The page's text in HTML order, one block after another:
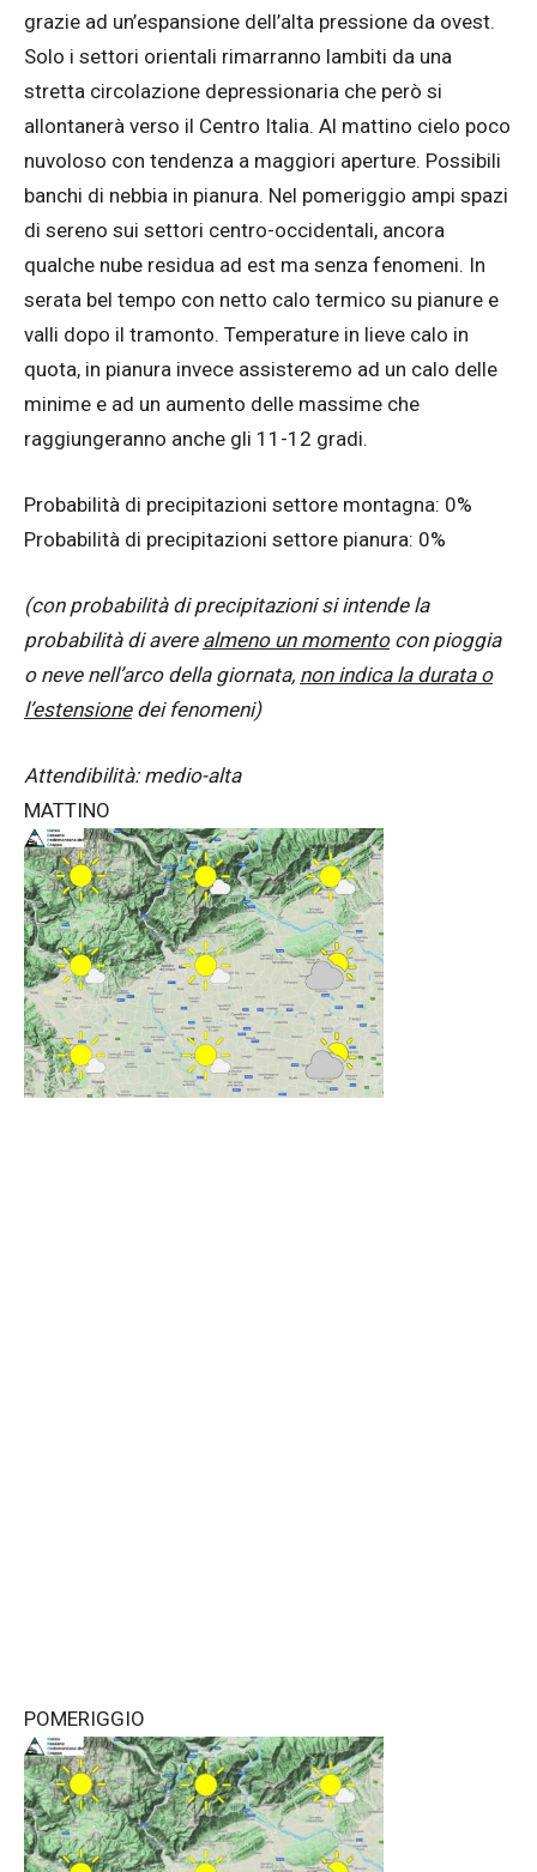
grazie ad un’espansione dell’alta pressione da ovest.
Solo i settori orientali rimarranno lambiti da una
stretta circolazione depressionaria che però si
allontanerà verso il Centro Italia. Al mattino cielo poco
nuvoloso con tendenza a maggiori aperture. Possibili
banchi di nebbia in pianura. Nel pomeriggio ampi spazi
di sereno sui settori centro-occidentali, ancora
qualche nube residua ad est ma senza fenomeni. In
serata bel tempo con netto calo termico su pianure e
valli dopo il tramonto. Temperature in lieve calo in
quota, in pianura invece assisteremo ad un calo delle
minime e ad un aumento delle massime che
raggiungeranno anche gli 11-12 gradi.
Probabilità di precipitazioni settore montagna: 0%
Probabilità di precipitazioni settore pianura: 0%
(con probabilità di precipitazioni si intende la
probabilità di avere almeno un momentocon pioggia
o neve nell’arco della giornata, non indica la durata o
l’estensionedei fenomeni)
Attendibilità: medio-alta
MATTINO
POMERIGGIO